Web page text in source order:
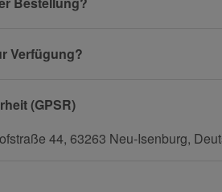
Verfügung?
(GPSR)
44, 63263 Neu-Isenburg,